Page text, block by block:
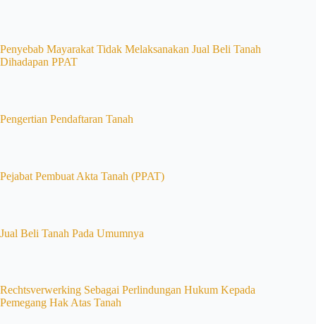
Penyebab Mayarakat Tidak Melaksanakan Jual Beli Tanah
Dihadapan PPAT
Pengertian Pendaftaran Tanah
Pejabat Pembuat Akta Tanah (PPAT)
Jual Beli Tanah Pada Umumnya
Rechtsverwerking Sebagai Perlindungan Hukum Kepada
Pemegang Hak Atas Tanah